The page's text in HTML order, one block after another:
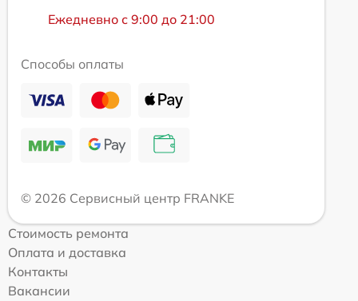
Ежедневно с 9:00 до 21:00
Способы оплаты
© 2026 Сервисный центр FRANKE
Стоимость ремонта
Оплата и доставка
Контакты
Вакансии